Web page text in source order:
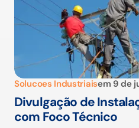
Solucoes Industriaisem 9 de
Divulgação de
com Foco Técnico